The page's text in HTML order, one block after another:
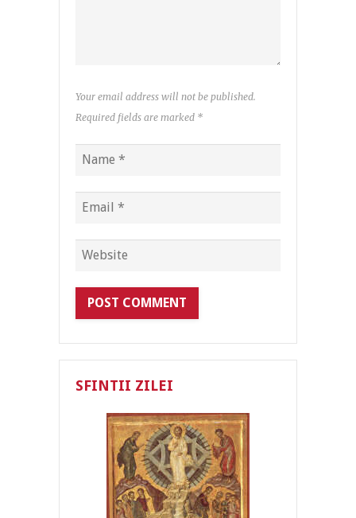
Your email address will not be published.
Required fields are marked *
SFINTII ZILEI